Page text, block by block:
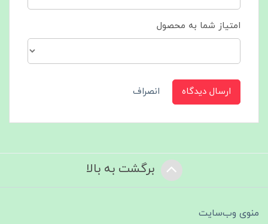
امتیاز شما به محصول
ارسال دیدگاه انصراف
برگشت به بالا
منوی وب‌سایت